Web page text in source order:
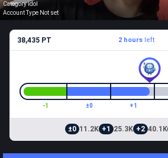
Category idol
Account Type Not set
38,435 PT 2 hours left
-1 ±0 +1
±0 11.2K +1 25.3K +2 40.1K